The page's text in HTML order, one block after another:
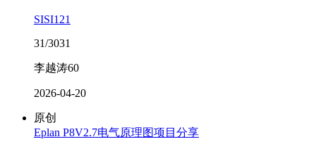
SISI121
31/3031
李越涛60
2026-04-20
原创
Eplan P8V2.7电气原理图项目分享